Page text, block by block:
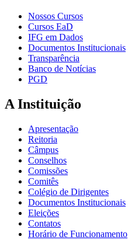
Nossos Cursos
Cursos EaD
IFG em Dados
Documentos Institucionais
Transparência
Banco de Notícias
PGD
A Instituição
Apresentação
Reitoria
Câmpus
Conselhos
Comissões
Comitês
Colégio de Dirigentes
Documentos Institucionais
Eleições
Contatos
Horário de Funcionamento